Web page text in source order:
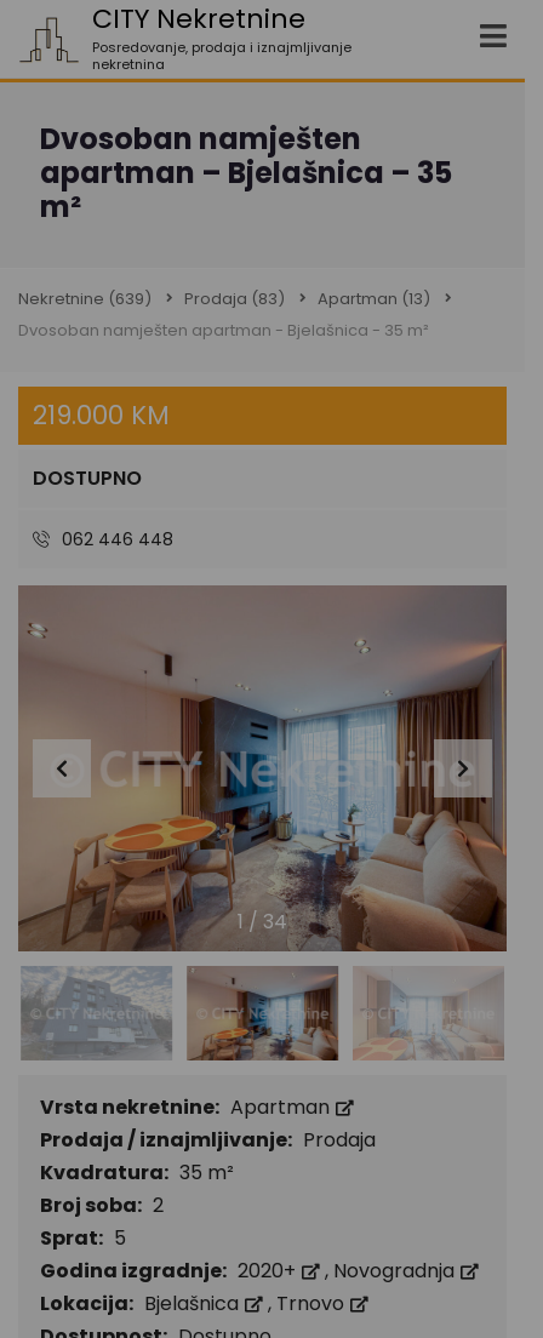
CITY Nekretnine
Posredovanje, prodaja i iznajmljivanje
nekretnina
Dvosoban namješten
apartman – Bjelašnica – 35
m²
Nekretnine (639) Prodaja (83) Apartman (13)
Dvosoban namješten apartman - Bjelašnica - 35 m²
219.000 KM
DOSTUPNO
062 446 448
1 / 34
Vrsta nekretnine: Apartman
Prodaja / iznajmljivanje: Prodaja
Kvadratura: 35 m²
Broj soba: 2
Sprat: 5
Godina izgradnje: 2020+ , Novogradnja
Lokacija: Bjelašnica , Trnovo